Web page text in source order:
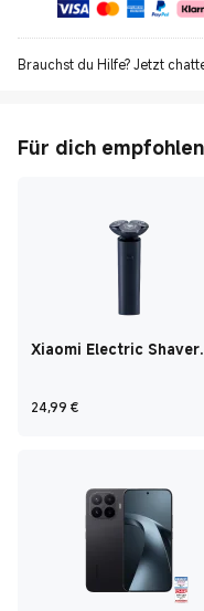
Brauchst du Hilfe? Jetzt
Für dich empfohlen
Xiaomi Electric Shaver
24,99 €